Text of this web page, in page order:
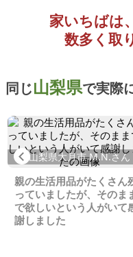
家いちばは
数多く取
同じ山梨県で実際
Previous
山梨県大月市 M.N.さん
親の生活用品がたくさん
っていましたが、そのま
で欲しいという人がいて
謝しました